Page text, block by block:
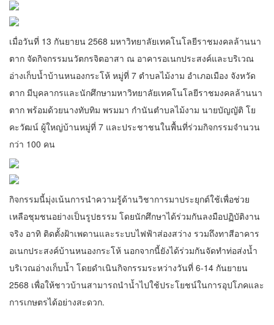
เมื่อวันที่ 13 กันยายน 2568 มหาวิทยาลัยเทคโนโลยีราชมงคลล้านนา
ตาก จัดกิจกรรมนวัตกรจิตอาสา ณ อาคารอเนกประสงค์และบริเวณ
อ่างเก็บน้ำบ้านหนองกระโห้ หมู่ที่ 7 ตำบลไม้งาม อำเภอเมือง จังหวัด
ตาก มีบุคลากรและนักศึกษามหาวิทยาลัยเทคโนโลยีราชมงคลล้านนา
ตาก พร้อมด้วยนางทับทิม พรมมา กำนันตำบลไม้งาม นายบัญญัติ โย
คะวัฒน์ ผู้ใหญ่บ้านหมู่ที่ 7 และประชาชนในพื้นที่ร่วมกิจกรรมจำนวน
กว่า 100 คน
กิจกรรมนี้มุ่งเน้นการนำความรู้ด้านวิชาการมาประยุกต์ใช้เพื่อช่วย
เหลือชุมชนอย่างเป็นรูปธรรม โดยนักศึกษาได้ร่วมกันลงมือปฏิบัติงาน
จริง อาทิ ติดตั้งฝ้าเพดานและระบบไฟฟ้าส่องสว่าง รวมถึงทาสีอาคาร
อเนกประสงค์บ้านหนองกระโห้ นอกจากนี้ยังได้ร่วมกันจัดทำท่อส่งน้ำ
บริเวณอ่างเก็บน้ำ โดยดำเนินกิจกรรมระหว่างวันที่ 6-14 กันยายน
2568 เพื่อให้ชาวบ้านสามารถนำน้ำไปใช้ประโยชน์ในการอุปโภคและ
การเกษตรได้อย่างสะดวก.